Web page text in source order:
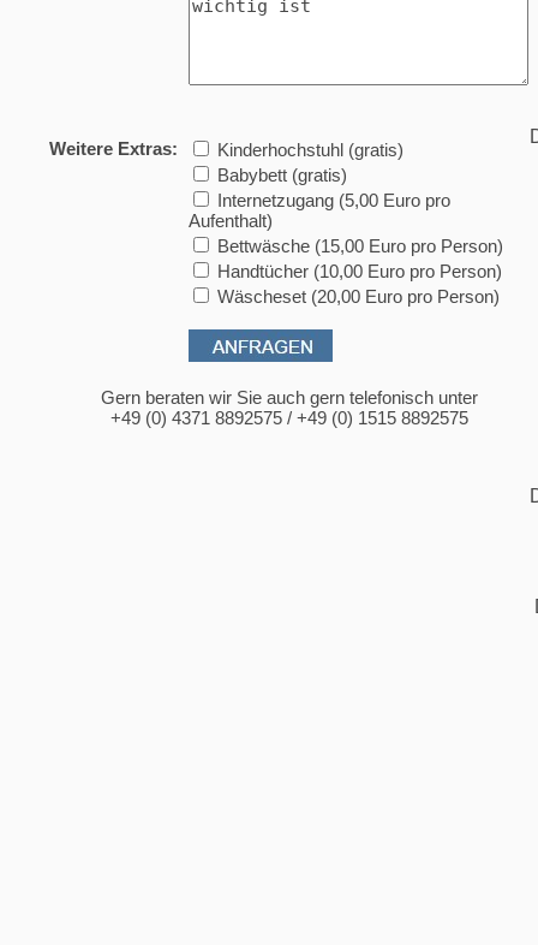
Weitere Extras:
Kinderhochstuhl (gratis)
Babybett (gratis)
Internetzugang (5,00 Euro pro
Aufenthalt)
Bettwäsche (15,00 Euro pro Person)
Handtücher (10,00 Euro pro Person)
Wäscheset (20,00 Euro pro Person)
Gern beraten wir Sie auch gern telefonisch unter
+49 (0) 4371 8892575 / +49 (0) 1515 8892575